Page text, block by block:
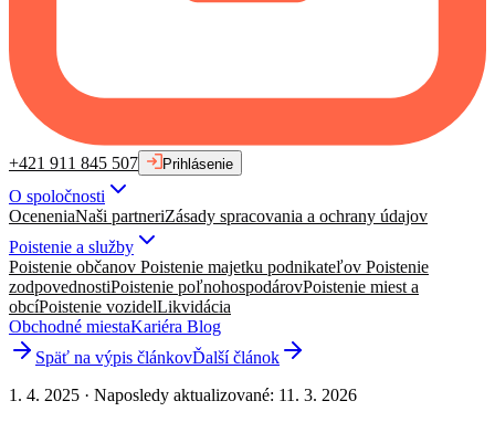
+421 911 845 507 Prihlásenie
O spoločnosti
OceneniaNaši partneriZásady spracovania a ochrany údajov
Poistenie a služby
Poistenie občanov Poistenie majetku podnikateľov Poistenie
zodpovednostiPoistenie poľnohospodárovPoistenie miest a
obcíPoistenie vozidelLikvidácia
Obchodné miestaKariéra Blog
Späť na výpis článkovĎalší článok
1. 4. 2025 · Naposledy aktualizované: 11. 3. 2026